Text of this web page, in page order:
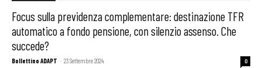
Focus sulla previdenza complementare: destinazione TFR
automatico a fondo pensione, con silenzio assenso. Che
succede?
Bollettino ADAPT - 23 Settembre 2024 0